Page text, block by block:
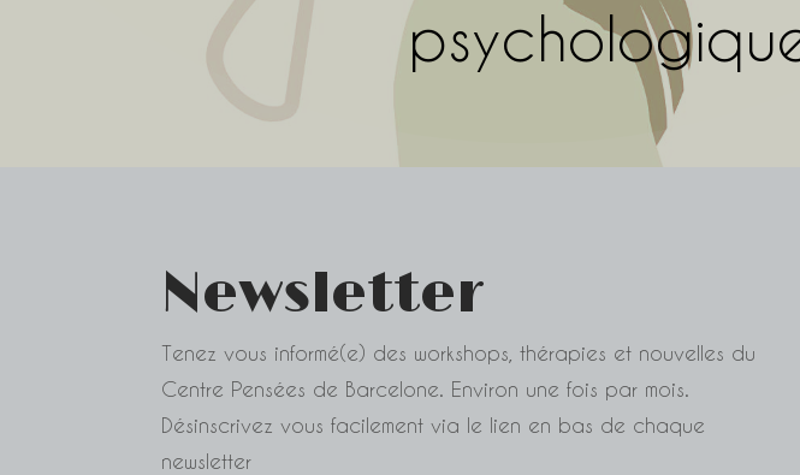
Newsletter
Tenez vous informé(e) des workshops, thérapies et nouvelles du
Centre Pensées de Barcelone. Environ une fois par mois.
Désinscrivez vous facilement via le lien en bas de chaque
newsletter